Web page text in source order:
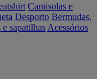
Camisolas e
Desporto Bermudas,
e sapatilhas Acessórios